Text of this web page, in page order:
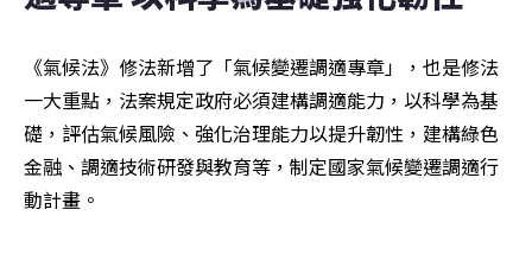
《氣候法》修法新增了「氣候變遷調適專章」，也是修法
一大重點，法案規定政府必須建構調適能力，以科學為基
礎，評估氣候風險、強化治理能力以提升韌性，建構綠色
金融、調適技術研發與教育等，制定國家氣候變遷調適行
動計畫。